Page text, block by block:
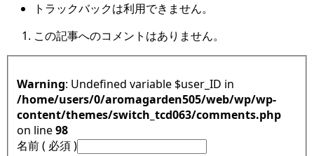
トラックバックは利用できません。
この記事へのコメントはありません。
Warning : Undefined variable $user_ID in
/home/users/0/aromagarden505/web/wp/wp-
content/themes/switch_tcd063/comments.php
on line98
名前 ( 必須 )